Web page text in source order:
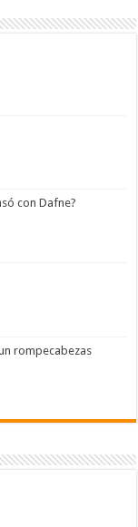
con Dafne?
rompecabezas